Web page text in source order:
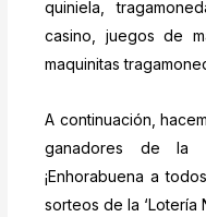
A continuación,
ganadores de la
¡Enhorabuena a
sorteos de la ‘Lotería